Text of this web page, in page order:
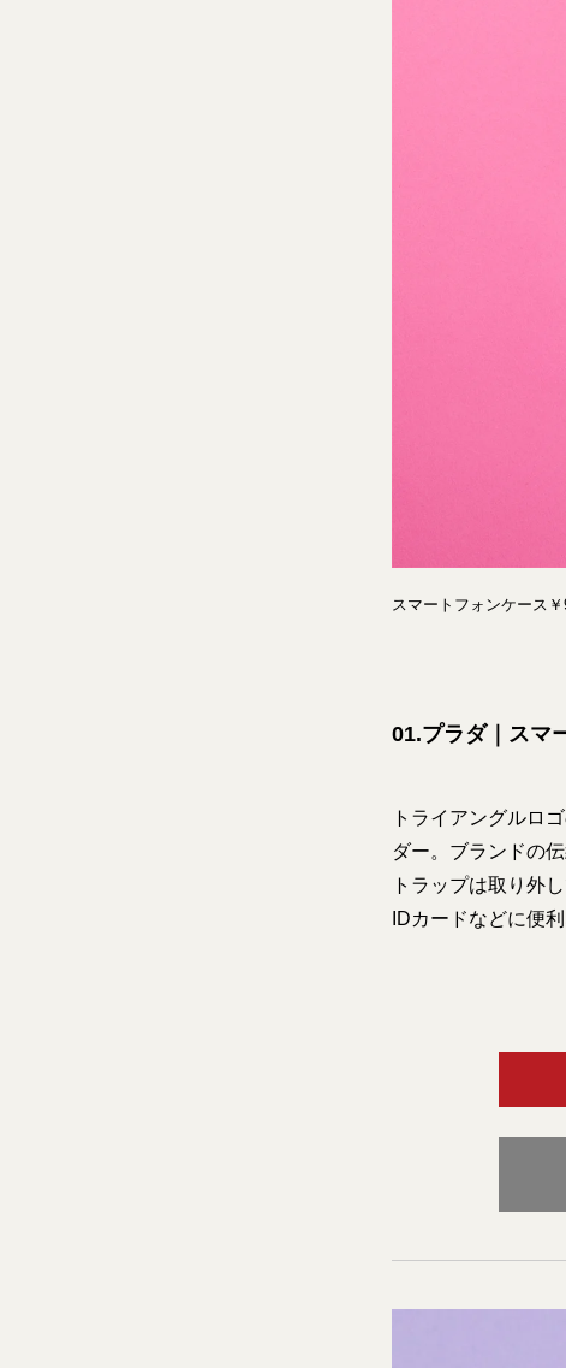
スマートフォンケース
01.プラダ｜スマ
トライアングルロ
ダー。ブランドの
トラップは取り外
IDカードなどに便